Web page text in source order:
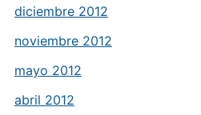
diciembre 2012
noviembre 2012
mayo 2012
abril 2012